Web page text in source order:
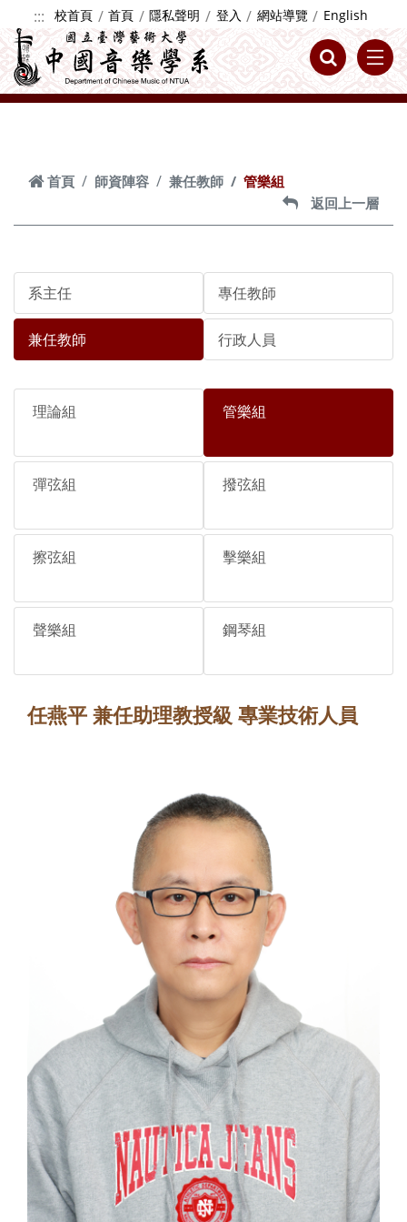
跳到主要內容
::: 校首頁 首頁 隱私聲明 登入 網站導覽 English
首頁 師資陣容 兼任教師
管樂組
返回上一層
系主任 專任教師
兼任教師 行政人員
理論組 管樂組
彈弦組 撥弦組
擦弦組 擊樂組
聲樂組 鋼琴組
任燕平 兼任助理教授級 專業技術人員